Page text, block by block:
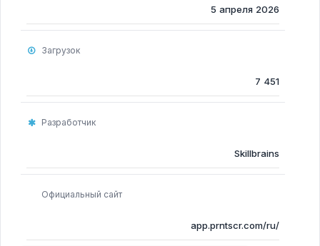
Программы для очистки компьютера
Программы для Монтажа Видео
5 апреля 2026
Загрузок
7 451
Разработчик
Skillbrains
Официальный сайт
app.prntscr.com/ru/